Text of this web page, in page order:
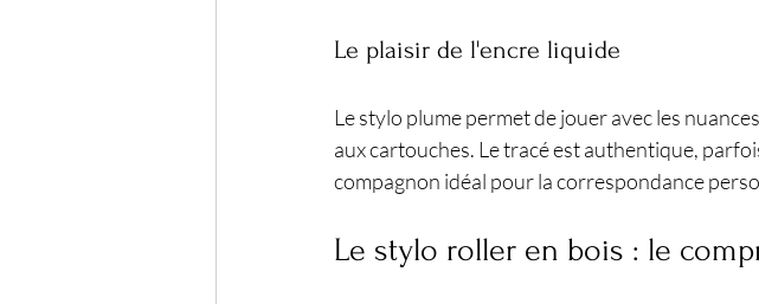
Le plaisir de l'encre liquide
Le stylo plume permet de jouer avec les
aux cartouches. Le tracé est authentique,
compagnon idéal pour la correspondance
Le stylo roller en bois : le